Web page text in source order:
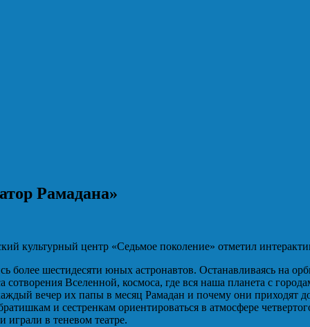
Рамадана»
культурный центр «Седьмое поколение» отметил
более шестидесяти юных астронавтов. Останавливаясь на
сотворения Вселенной, космоса, где вся наша планета с
вечер их папы в месяц Рамадан и почему они приходят
и сестренкам ориентироваться в атмосфере
играли в теневом театре.